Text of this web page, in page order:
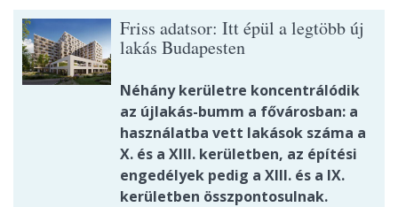
Friss adatsor: Itt épül a legtöbb új
lakás Budapesten
Néhány kerületre koncentrálódik
az újlakás-bumm a fővárosban: a
használatba vett lakások száma a
X. és a XIII. kerületben, az építési
engedélyek pedig a XIII. és a IX.
kerületben összpontosulnak.